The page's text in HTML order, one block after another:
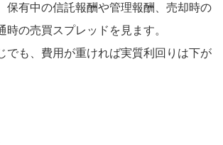
保有中の信託報酬や管理報酬、売却時の
時の売買スプレッドを見ます。
でも、費用が重ければ実質利回りは下が